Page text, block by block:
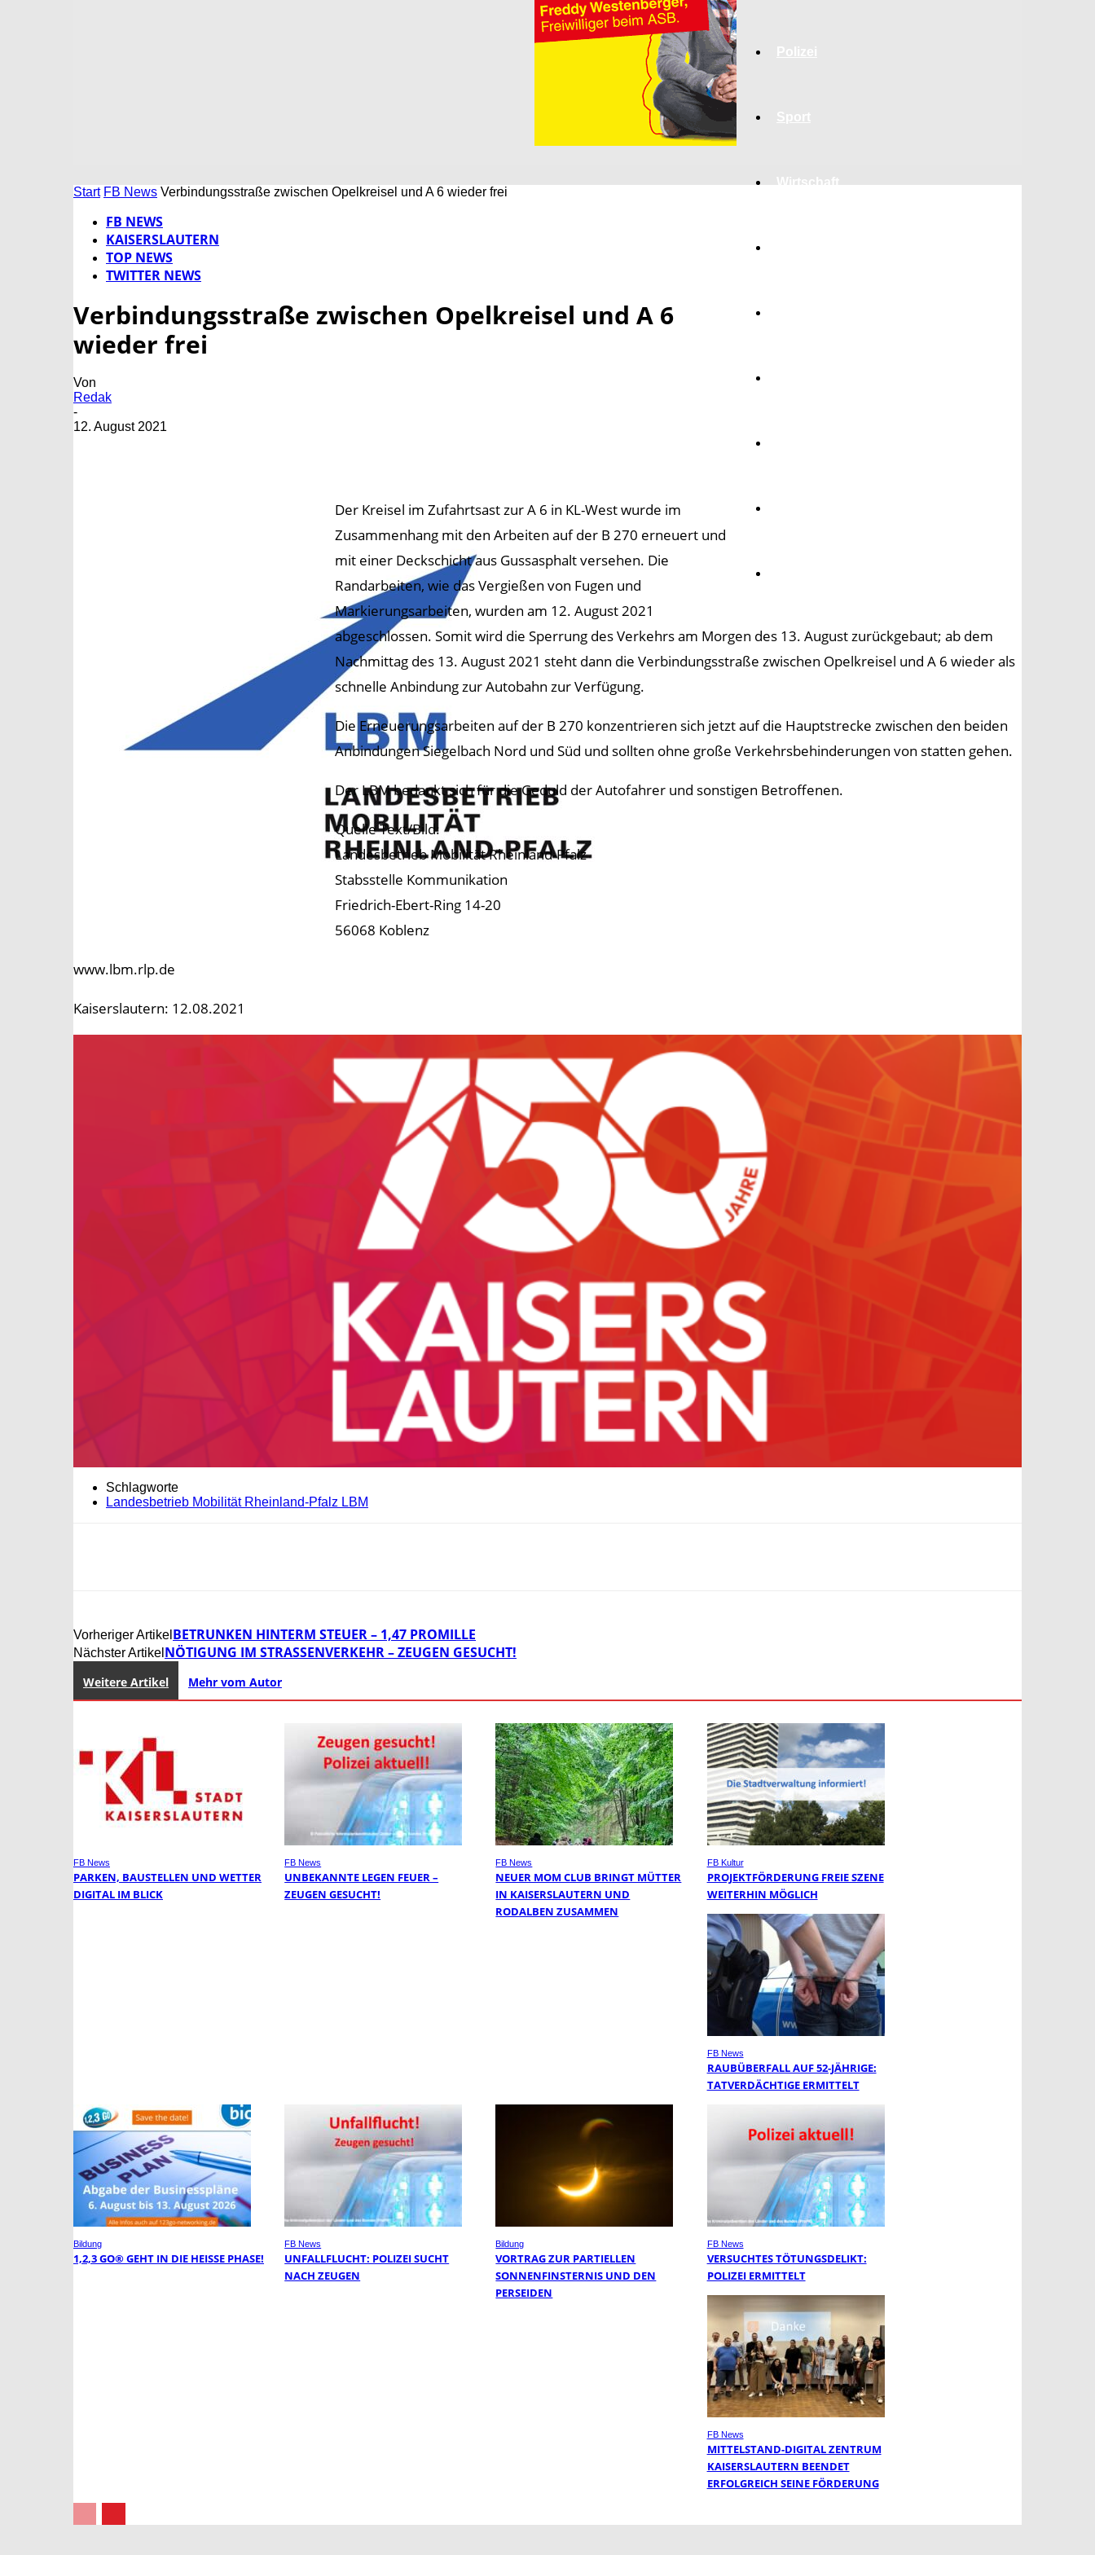
Wirtschaft
Start FB News Verbindungsstraße zwischen Opelkreisel und A 6 wieder frei
FB NEWS
KAISERSLAUTERN
TOP NEWS
TWITTER NEWS
Verbindungsstraße zwischen Opelkreisel und A 6
wieder frei
Von
Redak
-
12. August 2021
Der Kreisel im Zufahrtsast zur A 6 in KL-West wurde im
Zusammenhang mit den Arbeiten auf der B 270 erneuert und
mit einer Deckschicht aus Gussasphalt versehen. Die
Randarbeiten, wie das Vergießen von Fugen und
Markierungsarbeiten, wurden am 12. August 2021
abgeschlossen. Somit wird die Sperrung des Verkehrs am Morgen des 13. August zurückgebaut; ab dem
Nachmittag des 13. August 2021 steht dann die Verbindungsstraße zwischen Opelkreisel und A 6 wieder als
schnelle Anbindung zur Autobahn zur Verfügung.
Die Erneuerungsarbeiten auf der B 270 konzentrieren sich jetzt auf die Hauptstrecke zwischen den beiden
Anbindungen Siegelbach Nord und Süd und sollten ohne große Verkehrsbehinderungen von statten gehen.
Der LBM bedankt sich für die Geduld der Autofahrer und sonstigen Betroffenen.
Quelle Text/Bild:
Landesbetrieb Mobilität Rheinland-Pfalz
Stabsstelle Kommunikation
Friedrich-Ebert-Ring 14-20
56068 Koblenz
www.lbm.rlp.de
Kaiserslautern: 12.08.2021
Schlagworte
Landesbetrieb Mobilität Rheinland-Pfalz LBM
Vorheriger Artikel BETRUNKEN HINTERM STEUER – 1,47 PROMILLE
Nächster Artikel NÖTIGUNG IM STRASSENVERKEHR – ZEUGEN GESUCHT!
Weitere Artikel Mehr vom Autor
FB News
PARKEN, BAUSTELLEN UND WETTER
DIGITAL IM BLICK
FB News
UNBEKANNTE LEGEN FEUER –
ZEUGEN GESUCHT!
FB News
NEUER MOM CLUB BRINGT MÜTTER
IN KAISERSLAUTERN UND
RODALBEN ZUSAMMEN
FB Kultur
PROJEKTFÖRDERUNG FREIE SZENE
WEITERHIN MÖGLICH
FB News
RAUBÜBERFALL AUF 52-JÄHRIGE:
TATVERDÄCHTIGE ERMITTELT
Bildung
1,2,3 GO® GEHT IN DIE HEISSE PHASE!
FB News
UNFALLFLUCHT: POLIZEI SUCHT
NACH ZEUGEN
Bildung
VORTRAG ZUR PARTIELLEN
SONNENFINSTERNIS UND DEN
PERSEIDEN
FB News
VERSUCHTES TÖTUNGSDELIKT:
POLIZEI ERMITTELT
FB News
MITTELSTAND-DIGITAL ZENTRUM
KAISERSLAUTERN BEENDET
ERFOLGREICH SEINE FÖRDERUNG